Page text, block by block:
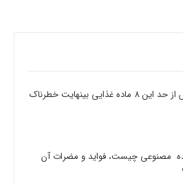
مصرف بیش از حد این 8 ماده غذایی بینهایت خطرناک
مصنوعی چیست، فواید و مضرات آن